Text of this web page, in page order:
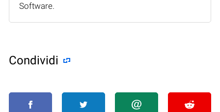
Software.
Condividi